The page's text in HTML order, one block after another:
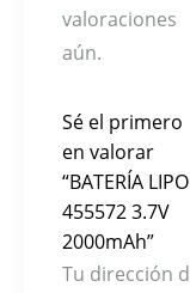
valoraciones
aún.
Sé el primero
en valorar
“BATERÍA LIPO
455572 3.7V
2000mAh”
Tu dirección